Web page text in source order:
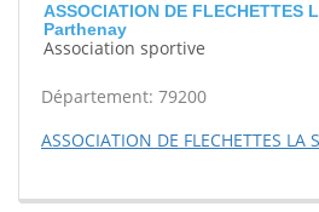
ASSOCIATION DE FLECHETTES
Parthenay
Association sportive
Département: 79200
ASSOCIATION DE FLECHETTES LA